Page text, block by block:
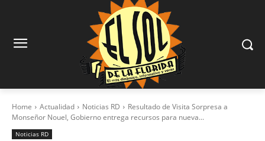
Home Actualidad Noticias RD
Resultado de Visita Sorpresa a
Monseñor Nouel, Gobierno entrega recursos para nueva...
Noticias RD